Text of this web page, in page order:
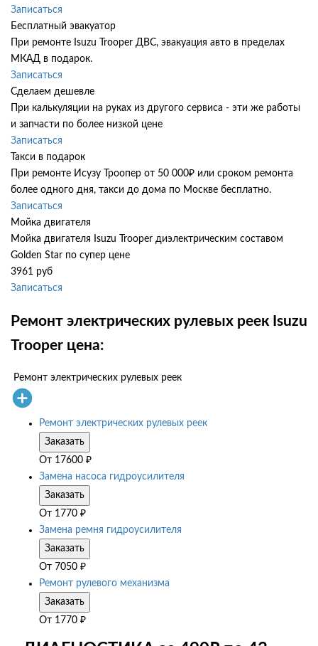
Записаться
Бесплатный эвакуатор
При ремонте Isuzu Trooper ДВС, эвакуация авто в пределах
МКАД в подарок.
Записаться
Сделаем дешевле
При калькуляции на руках из другого сервиса - эти же работы
и запчасти по более низкой цене
Записаться
Такси в подарок
При ремонте Исузу Троопер от 50 000₽ или сроком ремонта
более одного дня, такси до дома по Москве бесплатно.
Записаться
Мойка двигателя
Мойка двигателя Isuzu Trooper диэлектрическим составом
Golden Star по супер цене
3961 руб
Записаться
Ремонт электрических рулевых реек Isuzu
Trooper цена:
Ремонт электрических рулевых реек
Ремонт электрических рулевых реек
Заказать
От 17600 ₽
Замена насоса гидроусилителя
Заказать
От 1770 ₽
Замена ремня гидроусилителя
Заказать
От 7050 ₽
Ремонт рулевого механизма
Заказать
От 1770 ₽